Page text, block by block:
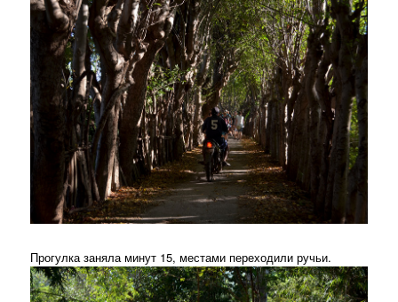
Прогулка заняла минут 15, местами переходили ручьи.